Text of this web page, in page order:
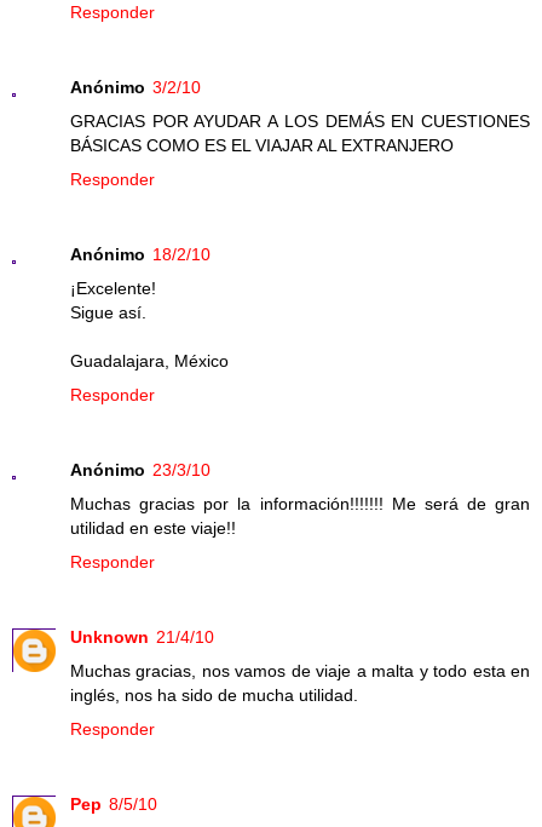
Responder
Anónimo 3/2/10
GRACIAS POR AYUDAR A LOS DEMÁS EN CUESTIONES
BÁSICAS COMO ES EL VIAJAR AL EXTRANJERO
Responder
Anónimo 18/2/10
¡Excelente!
Sigue así.
Guadalajara, México
Responder
Anónimo 23/3/10
Muchas gracias por la información!!!!!!! Me será de gran
utilidad en este viaje!!
Responder
Unknown 21/4/10
Muchas gracias, nos vamos de viaje a malta y todo esta en
inglés, nos ha sido de mucha utilidad.
Responder
Pep 8/5/10